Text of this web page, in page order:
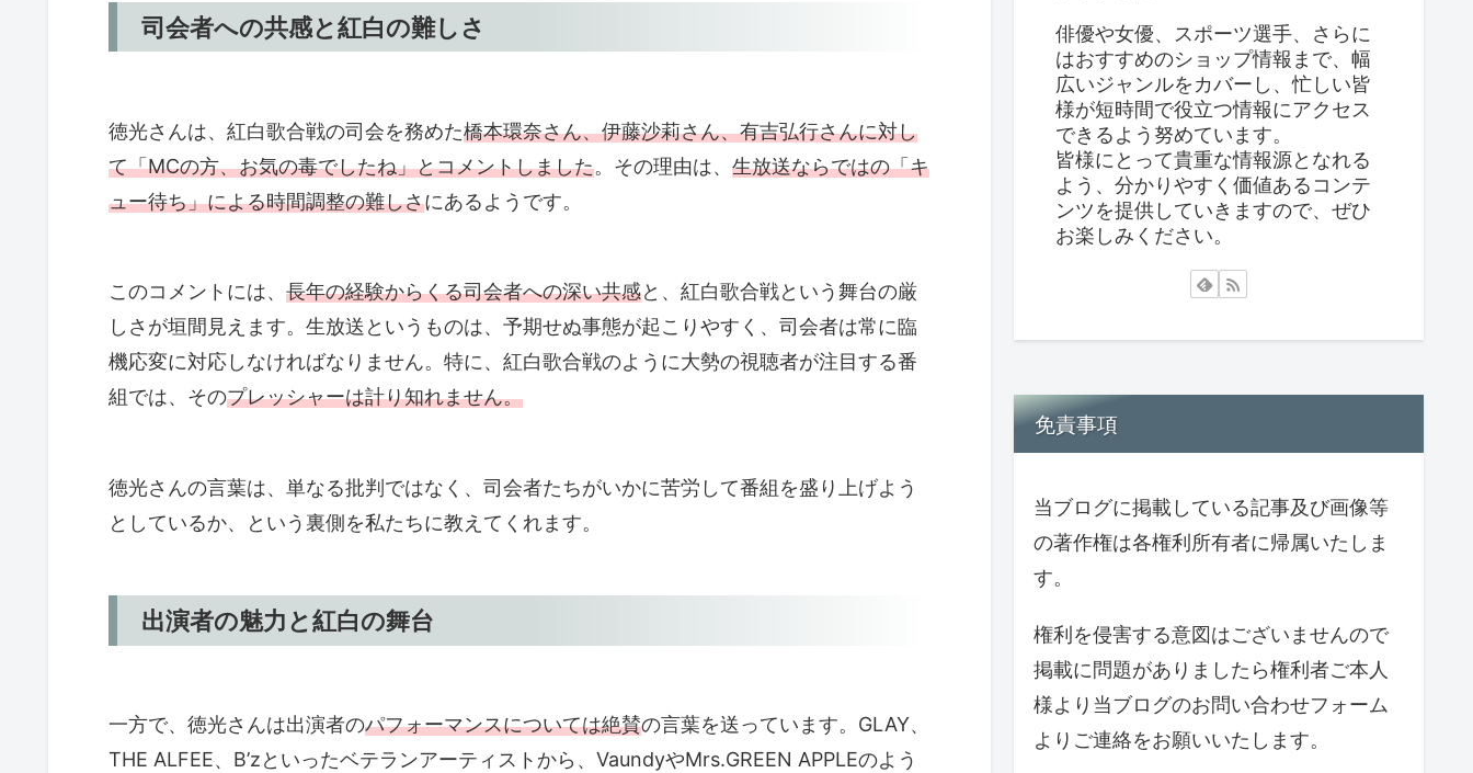
司会者への共感と紅白の難しさ
徳光さんは、紅白歌合戦の司会を務めた橋本環奈さん、伊藤沙莉さん、有吉弘行さんに対し
て「MCの方、お気の毒でしたね」とコメントしました。その理由は、 生放送ならではの「キ
ュー待ち」による時間調整の難しさにあるようです。
このコメントには、 長年の経験からくる司会者への深い共感と、紅白歌合戦という舞台の厳
しさが垣間見えます。生放送というものは、予期せぬ事態が起こりやすく、司会者は常に臨
機応変に対応しなければなりません。特に、紅白歌合戦のように大勢の視聴者が注目する番
組では、そのプレッシャーは計り知れません。
徳光さんの言葉は、単なる批判ではなく、司会者たちがいかに苦労して番組を盛り上げよう
としているか、という裏側を私たちに教えてくれます。
出演者の魅力と紅白の舞台
一方で、徳光さんは出演者のパフォーマンスについては絶賛の言葉を送っています。GLAY、
THE ALFEE、B’zといったベテランアーティストから、VaundyやMrs.GREEN APPLEのよう
俳優や女優、スポーツ選手、さらに
はおすすめのショップ情報まで、幅
広いジャンルをカバーし、忙しい皆
様が短時間で役立つ情報にアクセス
できるよう努めています。
皆様にとって貴重な情報源となれる
よう、分かりやすく価値あるコンテ
ンツを提供していきますので、ぜひ
お楽しみください。
免責事項
当ブログに掲載している記事及び画像等
の著作権は各権利所有者に帰属いたしま
す。
権利を侵害する意図はございませんので
掲載に問題がありましたら権利者ご本人
様より当ブログのお問い合わせフォーム
よりご連絡をお願いいたします。